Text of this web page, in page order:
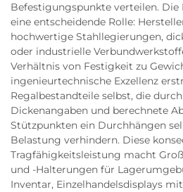
Befestigungspunkte verteilen. Die
eine entscheidende Rolle:
hochwertige Stahllegierungen,
oder industrielle
Verhältnis von Festigkeit zu
ingenieurtechnische Exzellenz
Regalbestandteile selbst, die
Dickenangaben und berechnete
Stützpunkten ein Durchhängen
Belastung verhindern. Diese
Tragfähigkeitsleistung macht
und -Halterungen für
Inventar, Einzelhandelsdisplays